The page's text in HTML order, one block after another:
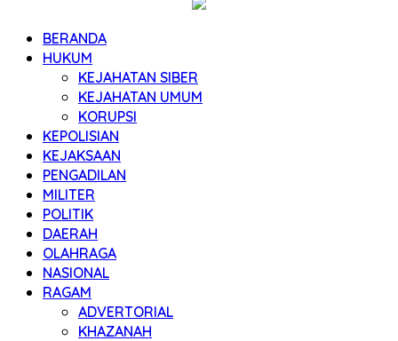
BERANDA
HUKUM
KEJAHATAN SIBER
KEJAHATAN UMUM
KORUPSI
KEPOLISIAN
KEJAKSAAN
PENGADILAN
MILITER
POLITIK
DAERAH
OLAHRAGA
NASIONAL
RAGAM
ADVERTORIAL
KHAZANAH